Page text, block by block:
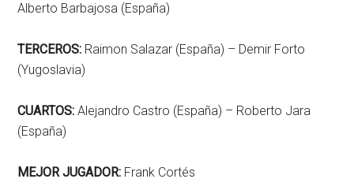
Alberto Barbajosa (España)
TERCEROS: Raimon Salazar (España) – Demir Forto
(Yugoslavia)
CUARTOS: Alejandro Castro (España) – Roberto Jara
(España)
MEJOR JUGADOR: Frank Cortés